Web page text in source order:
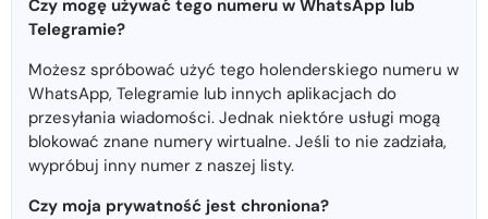
Czy mogę używać tego numeru w WhatsApp lub
Telegramie?
Możesz spróbować użyć tego holenderskiego numeru w
WhatsApp, Telegramie lub innych aplikacjach do
przesyłania wiadomości. Jednak niektóre usługi mogą
blokować znane numery wirtualne. Jeśli to nie zadziała,
wypróbuj inny numer z naszej listy.
Czy moja prywatność jest chroniona?